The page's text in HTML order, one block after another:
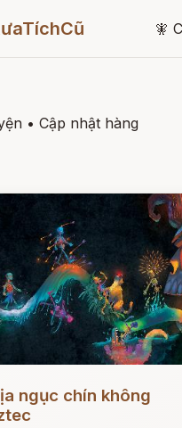
🧚
• Cập nhật hàng
ngục chín không